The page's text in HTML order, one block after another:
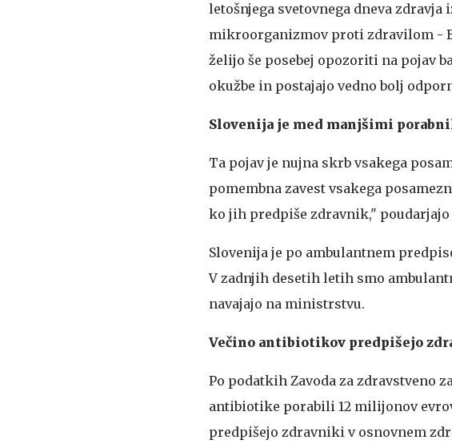
letošnjega svetovnega dneva
mikroorganizmov proti zdravilom -
želijo še posebej opozoriti na pojav
okužbe in postajajo vedno bolj
Slovenija je med manjšimi
Ta pojav je nujna skrb vsakega
pomembna zavest vsakega
ko jih predpiše zdravnik,"
Slovenija je po ambulantnem
V zadnjih desetih letih smo
navajajo na ministrstvu.
Večino antibiotikov predpišejo
Po podatkih Zavoda za zdravstveno
antibiotike porabili 12 milijonov
predpišejo zdravniki v osnovnem